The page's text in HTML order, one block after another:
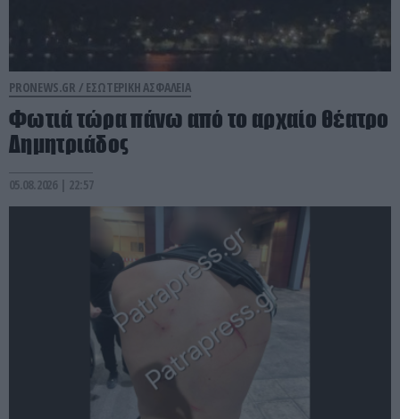
PRONEWS.GR / ΕΣΩΤΕΡΙΚΗ ΑΣΦΑΛΕΙΑ
Φωτιά τώρα πάνω από το αρχαίο θέατρο
Δημητριάδος
05.08.2026 | 22:57